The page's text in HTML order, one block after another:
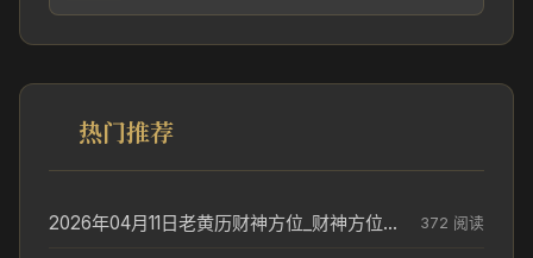
热门推荐
2026年04月11日老黄历财神方位_财神方位与供奉讲究 372 阅读